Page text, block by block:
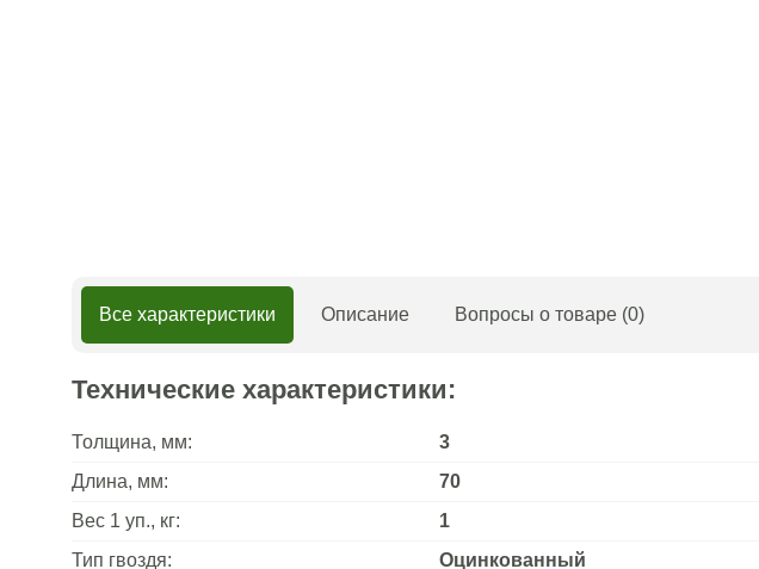
Все характеристики Описание Вопросы о товаре (0)
Технические характеристики:
Толщина, мм:
3
Длина, мм:
70
Вес 1 уп., кг:
1
Тип гвоздя:
Оцинкованный